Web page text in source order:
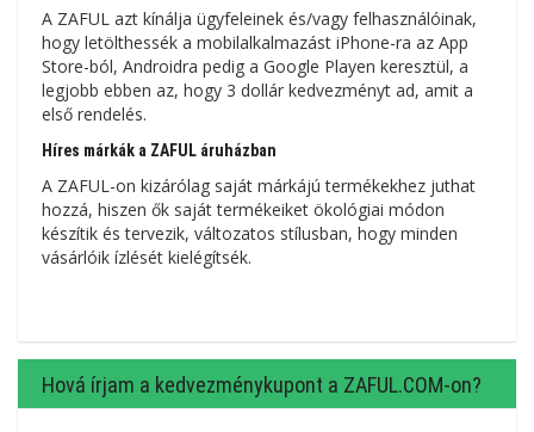
A ZAFUL azt kínálja ügyfeleinek és/vagy felhasználóinak,
hogy letölthessék a mobilalkalmazást iPhone-ra az App
Store-ból, Androidra pedig a Google Playen keresztül, a
legjobb ebben az, hogy 3 dollár kedvezményt ad, amit a
első rendelés.
Híres márkák a ZAFUL áruházban
A ZAFUL-on kizárólag saját márkájú termékekhez juthat
hozzá, hiszen ők saját termékeiket ökológiai módon
készítik és tervezik, változatos stílusban, hogy minden
vásárlóik ízlését kielégítsék.
Hová írjam a kedvezménykupont a ZAFUL.COM-on?